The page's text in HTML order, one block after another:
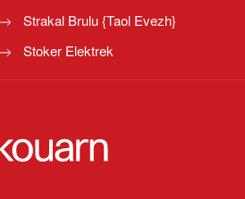
Strakal Brulu {Taol Evezh}
Stoker Elektrek